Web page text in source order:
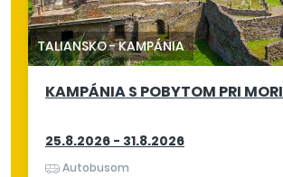
TALIANSKO-KAMPÁNIA
KAMPÁNIA S POBYTOM PRI MORI
25.8.2026 - 31.8.2026
Autobusom